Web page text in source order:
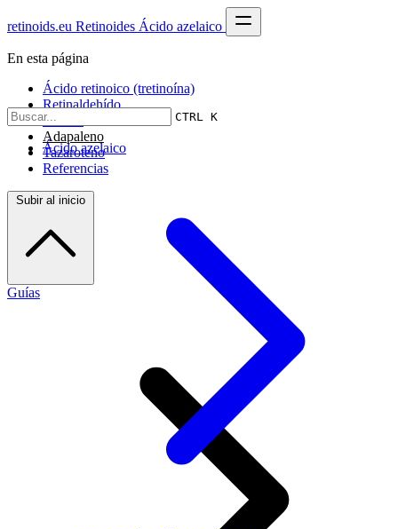
retinoids.eu Retinoides Ácido azelaico
CTRL K
Ácido azelaico
En esta página
Ácido retinoico (tretinoína)
Retinaldehído
Retinol
Adapaleno
Tazaroteno
Referencias
Subir al inicio
Guías